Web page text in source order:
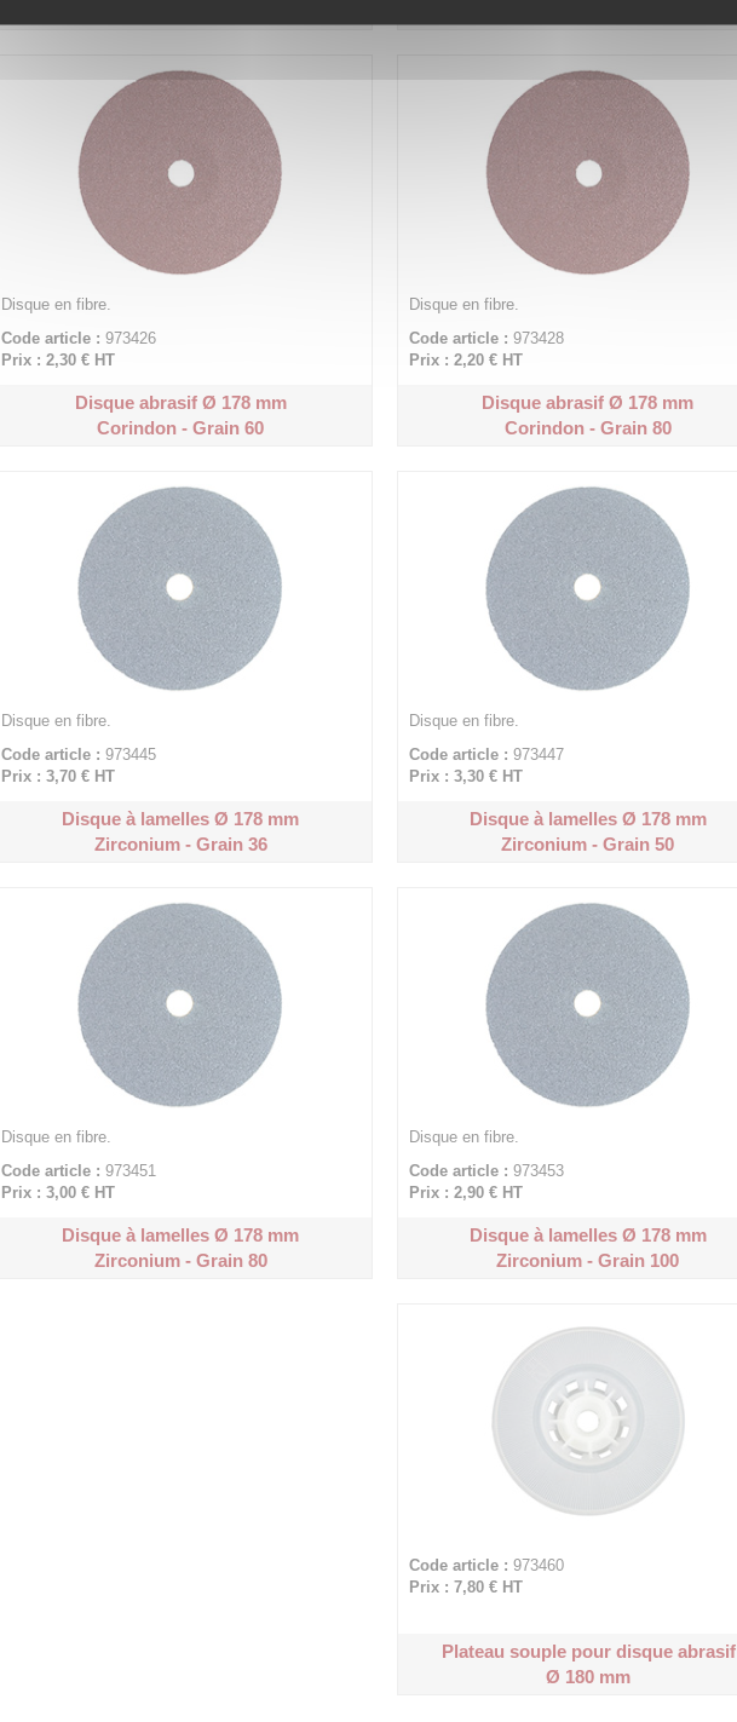
Disque en fibre.
Code article : 973426
Prix : 2,30 € HT
Disque abrasif Ø 178 mm
Corindon - Grain 60
Disque en fibre.
Code article : 973428
Prix : 2,20 €HT
Disque abrasif Ø 178 mm
Corindon - Grain 80
Disque en fibre.
Code article : 973445
Prix : 3,70 € HT
Disque à lamelles Ø 178 mm
Zirconium - Grain 36
Disque en fibre.
Code article : 973447
Prix : 3,30 €HT
Disque à lamelles Ø 178 mm
Zirconium - Grain 50
Disque en fibre.
Code article : 973451
Prix : 3,00 € HT
Disque à lamelles Ø 178 mm
Zirconium - Grain 80
Disque en fibre.
Code article : 973453
Prix : 2,90 €HT
Disque à lamelles Ø 178 mm
Zirconium - Grain 100
Code article : 973460
Prix : 7,80 €HT
Plateau souple pour disque abrasif
Ø 180 mm